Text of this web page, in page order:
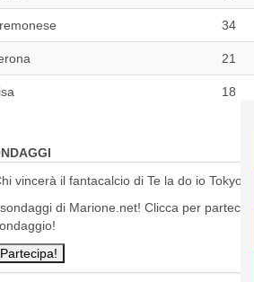
34
21
18
vincerà il fantacalcio di Te la do io Tokyo?
di Marione.net! Clicca per